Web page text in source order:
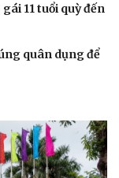
11 tuổi quỳ đến
quân dụng để